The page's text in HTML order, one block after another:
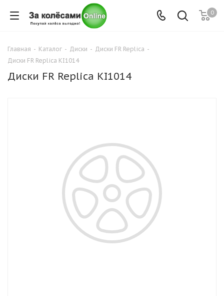
0
Главная - Каталог - Диски - Диски FR Replica -
Диски FR Replica KI1014
Диски FR Replica KI1014